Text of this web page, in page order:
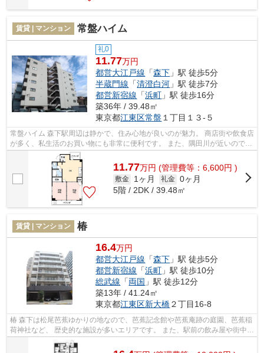
賃貸 | マンション 常盤ハイム
礼0
11.77万円
都営大江戸線 「森下 」駅 徒歩5分
半蔵門線 「清澄白河 」駅 徒歩7分
都営新宿線 「浜町 」駅 徒歩16分
築36年 / 39.48㎡
東京都江東区常盤 １丁目１３-５
常盤ハイム 森下駅周辺は静かで、住み心地が良いのが魅力。 商店街や飲食店
が多く、私生活のお買い物にも非常に便利です。 また、隅田川が近いので、
都会に居ながらも自然を感じる事...
11.77万円 (管理費等：6,600円 )
敷金 1ヶ月 礼金 0ヶ月
5階 / 2DK / 39.48㎡
賃貸 | マンション 椿
16.4万円
都営大江戸線 「森下 」駅 徒歩5分
都営新宿線 「浜町 」駅 徒歩10分
総武線 「両国 」駅 徒歩12分
築13年 / 41.24㎡
東京都江東区新大橋２丁目16-8
椿 森下は松尾芭蕉ゆかりの地なので、芭蕉記念館や芭蕉庵跡の庭園、芭蕉稲
荷神社など、 歴史的な施設が多いエリアです。 また、駅前の飲み屋や街中の
建物も、江戸時代をモチーフにし...